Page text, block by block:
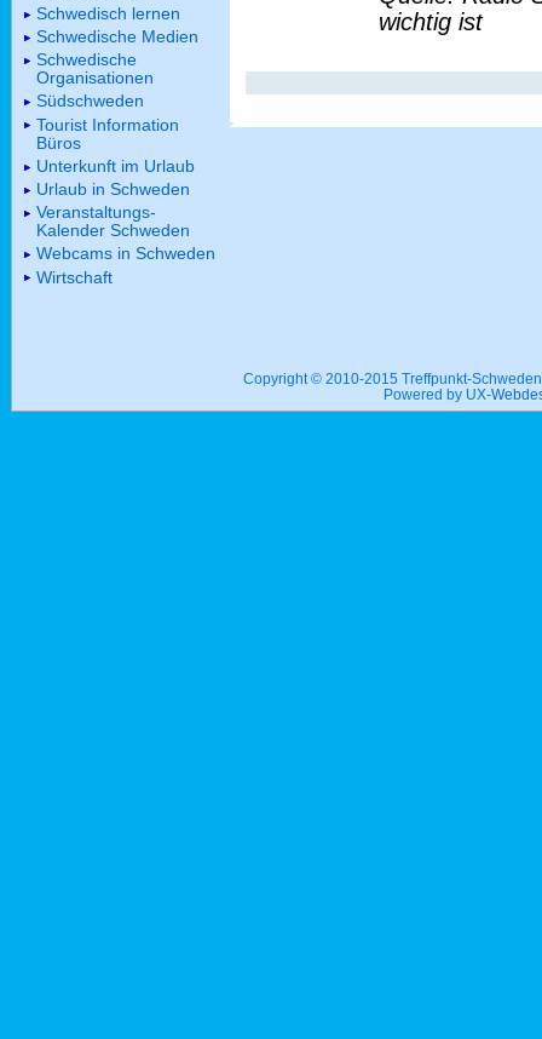
wichtig ist
Schwedisch lernen
Schwedische Medien
Schwedische
Organisationen
Südschweden
Tourist Information
Büros
Unterkunft im Urlaub
Urlaub in Schweden
Veranstaltungs-
Kalender Schweden
Webcams in Schweden
Wirtschaft
Copyright © 2010-2015 Treffpunkt-
Powered by UX-